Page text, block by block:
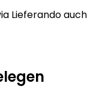
Lieferando auch